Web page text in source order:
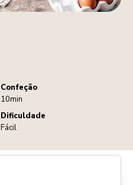
Confeção
10min
Dificuldade
Fácil